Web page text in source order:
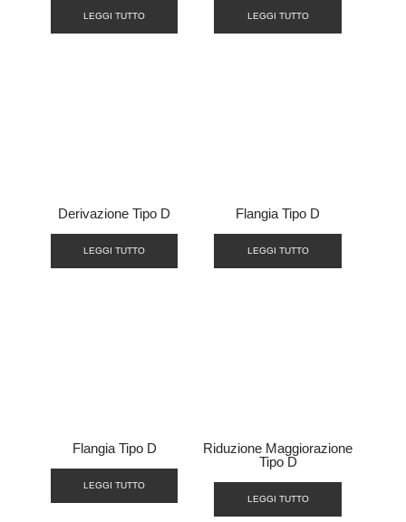
LEGGI TUTTO LEGGI TUTTO
Derivazione Tipo D
LEGGI TUTTO
Flangia Tipo D
LEGGI TUTTO
Flangia Tipo D
LEGGI TUTTO
Riduzione Maggiorazione
Tipo D
LEGGI TUTTO